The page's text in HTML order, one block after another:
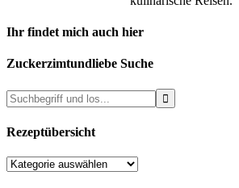
Ihr findet mich auch hier
Zuckerzimtundliebe Suche
Rezeptübersicht
Rezeptübersicht